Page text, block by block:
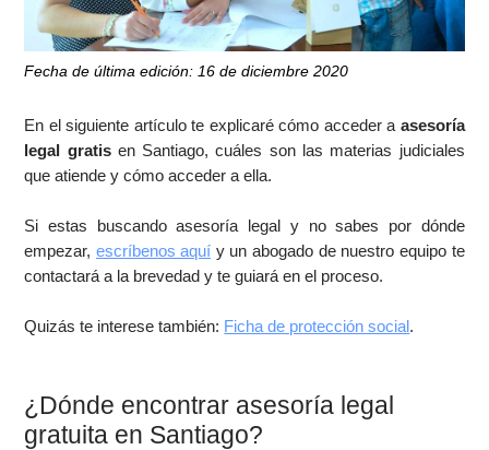
Fecha de última edición: 16 de diciembre 2020
En el siguiente artículo te explicaré cómo acceder a asesoría
legal gratisen Santiago, cuáles son las materias judiciales
que atiende y cómo acceder a ella.
Si estas buscando asesoría legal y no sabes por dónde
empezar,escríbenos aquí y un abogado de nuestro equipo te
contactará a la brevedad y te guiará en el proceso.
Quizás te interese también: Ficha de protección social.
¿Dónde encontrar asesoría legal
gratuita en Santiago?